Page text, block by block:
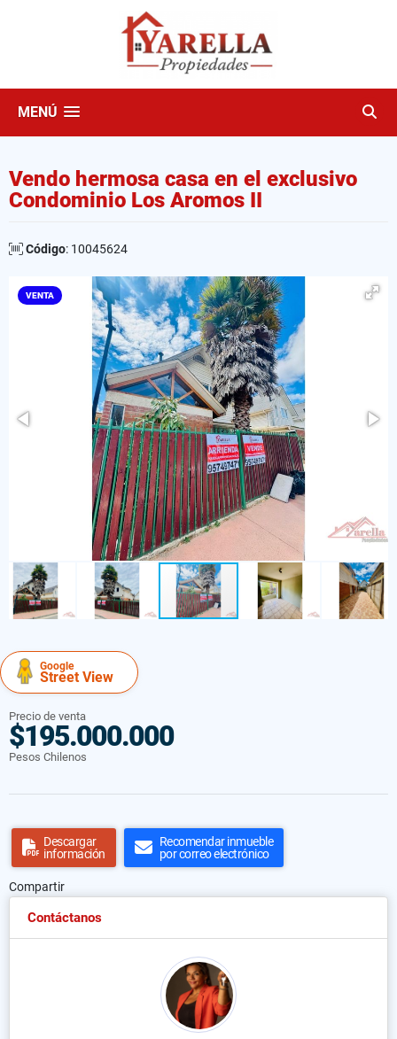
MENÚ
Vendo hermosa casa en el exclusivo
Condominio Los Aromos II
Código: 10045624
VENTA
Google
Street View
Precio de venta
$195.000.000
Pesos Chilenos
Descargar
información
Recomendar inmueble
por correo electrónico
Compartir
Contáctanos